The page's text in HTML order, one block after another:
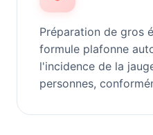
Préparation de gros
formule plafonne
l'incidence de la
personnes,